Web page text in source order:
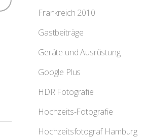
Frankreich 2010
Gastbeiträge
Geräte und Ausrüstung
Google Plus
HDR Fotografie
Hochzeits-Fotografie
Hochzeitsfotograf Hamburg